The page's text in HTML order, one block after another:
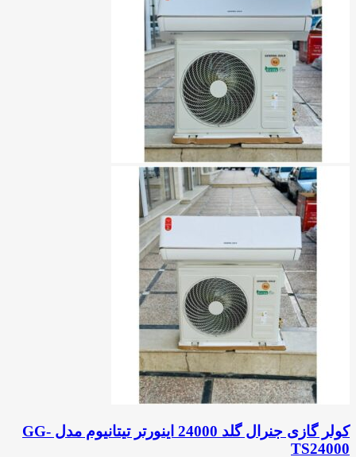
کولر گازی جنرال گلد 24000 اینورتر تیتانیوم مدل GG-
TS24000